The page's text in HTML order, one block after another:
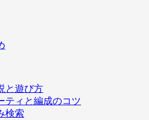
と遊び方
ティと編成のコツ
検索